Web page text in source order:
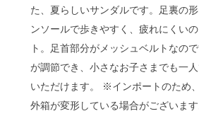
た、夏らしいサンダルです。足裏の
ンソールで歩きやすく、疲れにくい
ト。足首部分がメッシュベルトなの
が調節でき、小さなお子さまでも一
いただけます。 ※インポートのため
外箱が変形している場合がございま